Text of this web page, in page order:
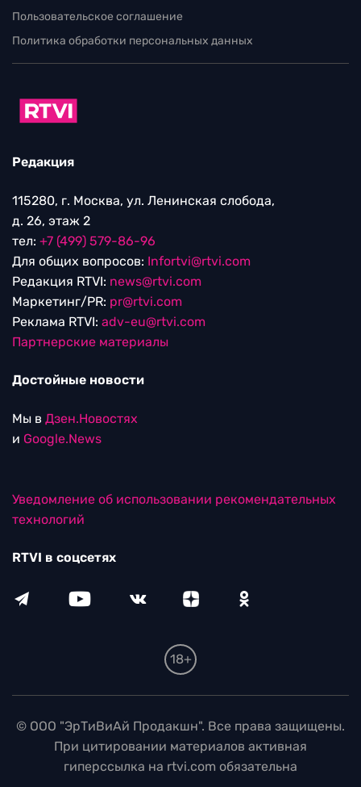
Пользовательское соглашение
Политика обработки персональных данных
Редакция
115280, г. Москва, ул. Ленинская слобода,
д. 26, этаж 2
тел: +7 (499) 579-86-96
Для общих вопросов: Infortvi@rtvi.com
Редакция RTVI: news@rtvi.com
Маркетинг/PR: pr@rtvi.com
Реклама RTVI: adv-eu@rtvi.com
Партнерские материалы
Достойные новости
Мы в Дзен.Новостях
и Google.News
Уведомление об использовании рекомендательных
технологий
RTVI в соцсетях
18+
© ООО "ЭрТиВиАй Продакшн". Все права защищены.
При цитировании материалов активная
гиперссылка на rtvi.com обязательна